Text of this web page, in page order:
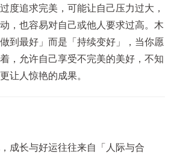
度追求完美，可能让自己压力过大，
，也容易对自己或他人要求过高。木
到最好」而是「持续变好」，当你愿
，允许自己享受不完美的美好，不知
让人惊艳的成果。
成长与好运往往来自「人际与合